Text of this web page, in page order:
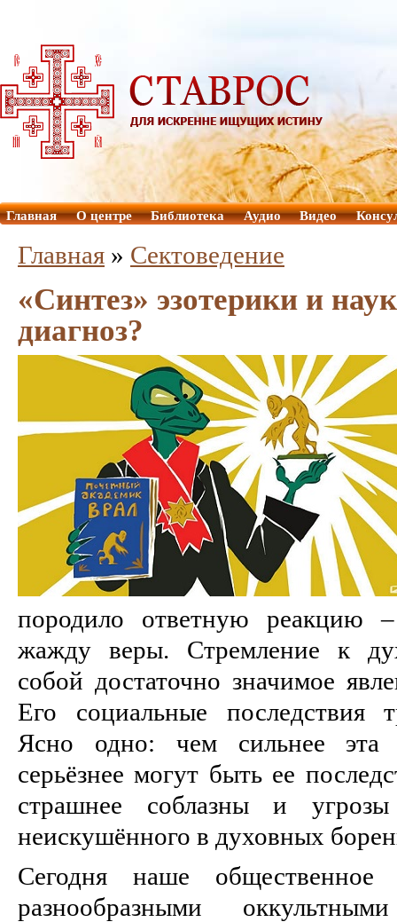
Главная О центре Библиотека Аудио Видео
Главная » Сектоведение
«Синтез» эзотерики и
диагноз?
породило ответную реакцию
жажду веры. Стремление к
собой достаточно значимое
Его социальные последствия
Ясно одно: чем сильнее эта
серьёзнее могут быть ее
страшнее соблазны и
неискушённого в духовных
Сегодня наше общественное
разнообразными